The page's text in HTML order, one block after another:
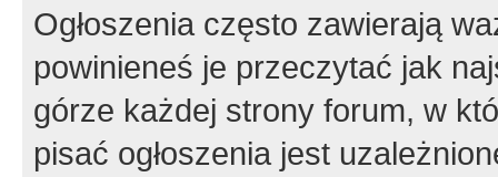
Ogłoszenia często zawierają
powinieneś je przeczytać jak
górze każdej strony forum, w
pisać ogłoszenia jest